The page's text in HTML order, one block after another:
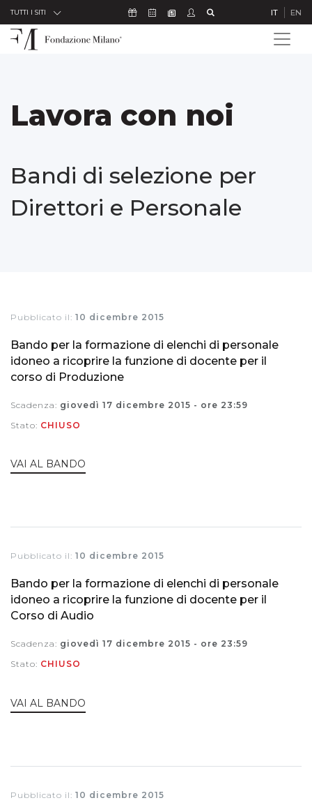
Skip to Content
TUTTI I SITI Icona Sostienici
Icona Calendario Eventi
Icona Newsletter
Icona Studenti IT EN
Lavora con noi
Bandi di selezione per
Direttori e Personale
Pubblicato il: 10 dicembre 2015
Bando per la formazione di elenchi di personale
idoneo a ricoprire la funzione di docente per il
corso di Produzione
Scadenza: giovedì 17 dicembre 2015 - ore 23:59
Stato: CHIUSO
VAI AL BANDO
Pubblicato il: 10 dicembre 2015
Bando per la formazione di elenchi di personale
idoneo a ricoprire la funzione di docente per il
Corso di Audio
Scadenza: giovedì 17 dicembre 2015 - ore 23:59
Stato: CHIUSO
VAI AL BANDO
Pubblicato il: 10 dicembre 2015